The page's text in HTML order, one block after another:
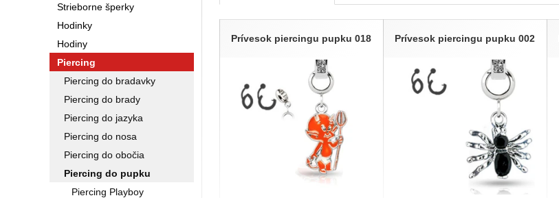
Produkty
Prívesok piercingu pupku 018 Prívesok piercingu pupku 002
Strieborne šperky
Hodinky
Hodiny
Piercing
Piercing do bradavky
Piercing do brady
Piercing do jazyka
Piercing do nosa
Piercing do obočia
Piercing do pupku
Piercing Playboy